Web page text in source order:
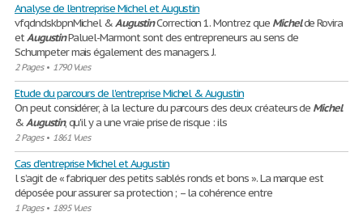
Analyse de l'entreprise Michel et Augustin
vfqdndskbpnMichel &AugustinCorrection 1. Montrez que Michelde Rovira
etAugustinPaluel-Marmont sont des entrepreneurs au sens de
Schumpeter mais également des managers. J.
2 Pages• 1790 Vues
Etude du parcours de l'entreprise Michel & Augustin
On peut considérer, à la lecture du parcours des deux créateurs de Michel
&Augustin, qu'il y a une vraie prise de risque : ils
2 Pages• 1861 Vues
Cas d'entreprise Michel et Augustin
l s’agit de « fabriquer des petits sablés ronds et bons ». La marque est
déposée pour assurer sa protection ; – la cohérence entre
1 Pages• 1895 Vues